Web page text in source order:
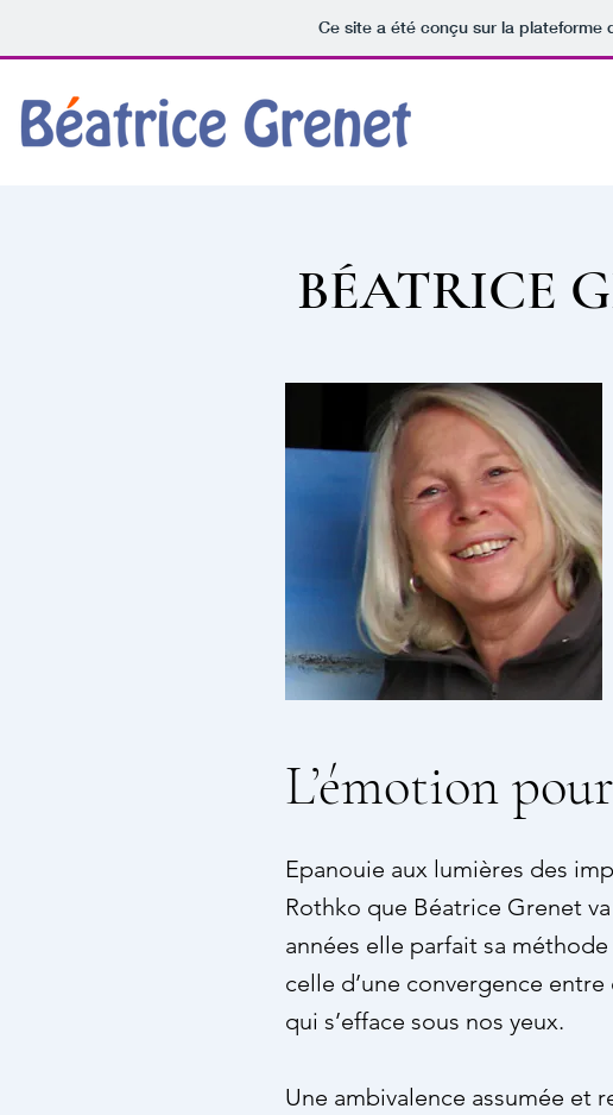
Ce site a été conçu sur la plateforme
BÉATRICE
L’émotion
Epanouie aux lumières des
Rothko que Béatrice Grenet
années elle parfait sa
celle d’une convergence
qui s’efface sous nos yeux.
Une ambivalence assumée et